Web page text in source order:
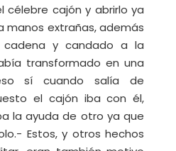
célebre cajón y abrirlo ya
manos extrañas, además
y candado a la
transformado en una
sí cuando salía de
el cajón iba con él,
la ayuda de otro ya que
Estos, y otros hechos